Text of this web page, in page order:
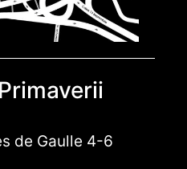
de Gaulle 4-6